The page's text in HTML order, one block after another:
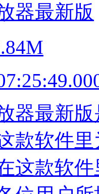
器最新版
器最新
款软件
这款软